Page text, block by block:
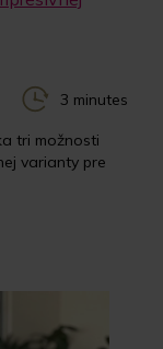
3 minutes
tri možnosti
varianty pre